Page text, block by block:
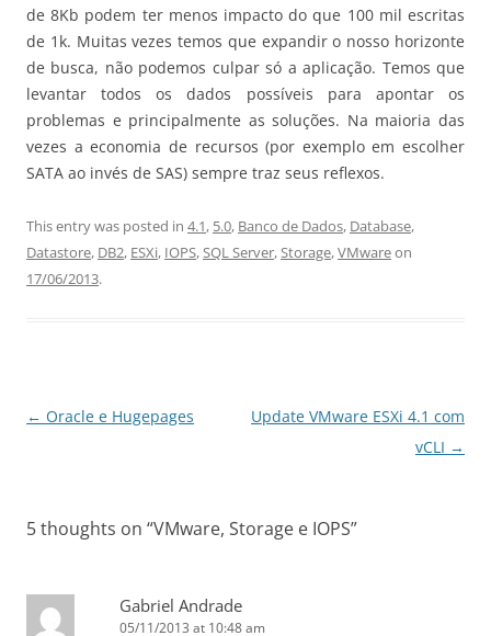
de 8Kb podem ter menos impacto do que 100 mil escritas
de 1k. Muitas vezes temos que expandir o nosso horizonte
de busca, não podemos culpar só a aplicação. Temos que
levantar todos os dados possíveis para apontar os
problemas e principalmente as soluções. Na maioria das
vezes a economia de recursos (por exemplo em escolher
SATA ao invés de SAS) sempre traz seus reflexos.
This entry was posted in 4.1, 5.0, Banco de Dados, Database,
Datastore, DB2, ESXi, IOPS,SQL Server,Storage,VMwareon
17/06/2013.
Post
← Oracle e Hugepages
Update VMware ESXi 4.1 com
vCLI →
5 thoughts on “VMware, Storage e IOPS”
Gabriel Andrade
05/11/2013 at 10:48 am